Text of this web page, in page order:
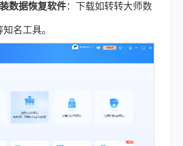
数据恢复软件：下载如转转大师数
名工具。